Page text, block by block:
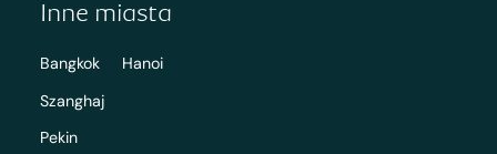
Inne miasta
Bangkok
Szanghaj
Pekin
Hanoi